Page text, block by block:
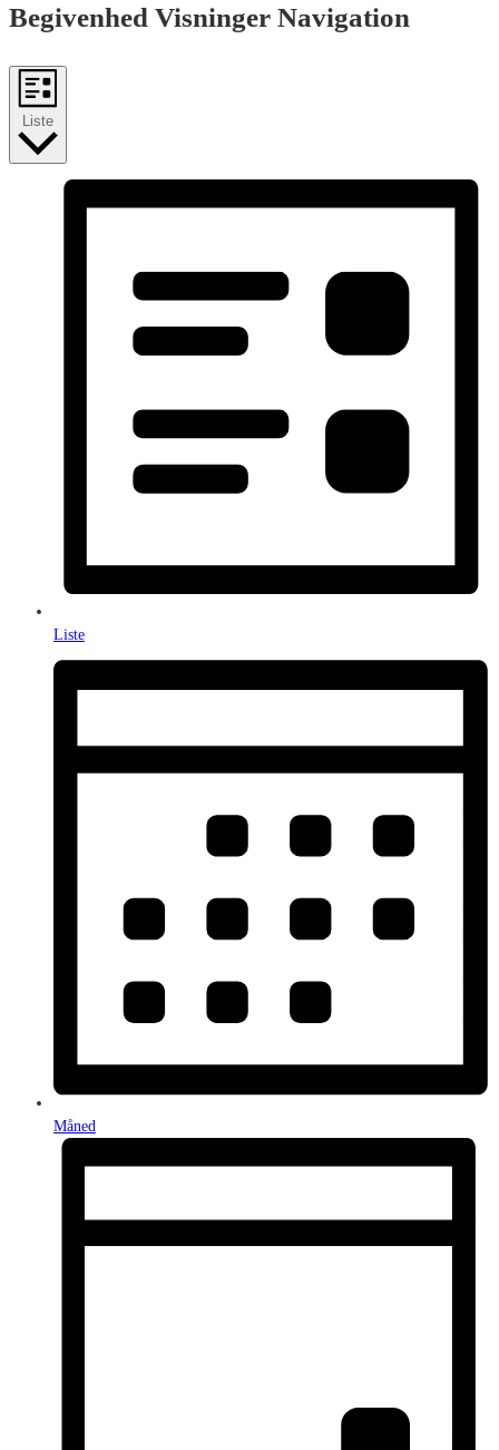
Begivenhed Visninger Navigation
Liste
Liste
Måned